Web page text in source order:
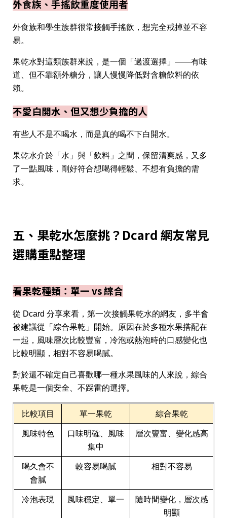
外食族、手搖飲重度使用者
外食族和學生族群很常接觸手搖飲，想完全戒掉並不容
易。
果乾水對這類族群來說，是一個「過渡選擇」——有味
道、但不靠額外糖分，讓人慢慢降低對含糖飲料的依
賴。
不愛白開水、但又想少負擔的人
有些人不是不喝水，而是真的喝不下白開水。
果乾水介於「水」與「飲料」之間，保留清爽感，又多
了一點風味，剛好符合想喝得輕鬆、不想有負擔的需
求。
五、果乾水怎麼挑？Dcard 網友常見
選購重點整理
看果乾種類：單一 vs 綜合
從 Dcard 分享來看，第一次接觸果乾水的網友，多半會
被建議從「綜合果乾」開始。原因在於多種水果搭配在
一起，風味層次比較豐富，冷泡或熱泡時的口感變化也
比較明顯，相對不容易喝膩。
對於還不確定自己喜歡哪一種水果風味的人來說，綜合
果乾是一個安全、不踩雷的選擇。
比較項目 單一果乾 綜合果乾
風味特色
口味明確、風味
集中
層次豐富、變化感高
喝久會不
會膩
較容易喝膩 相對不容易
冷泡表現 風味穩定、單一
隨時間變化，層次感
明顯